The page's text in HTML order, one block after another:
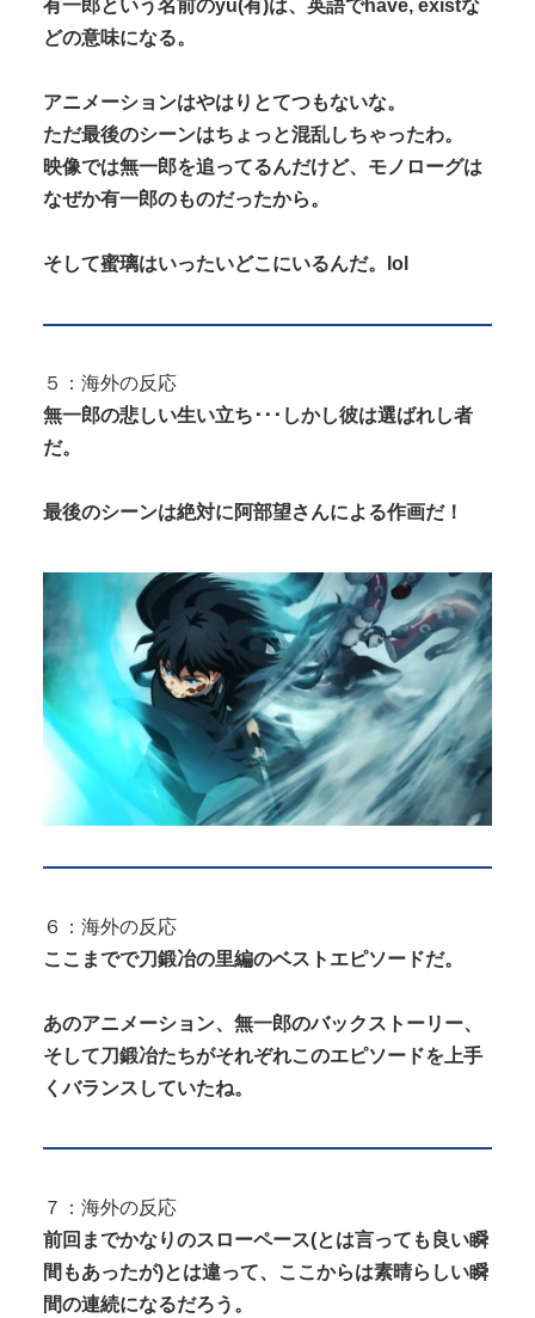
有一郎という名前のyu(有)は、英語でhave, existな
どの意味になる。
アニメーションはやはりとてつもないな。
ただ最後のシーンはちょっと混乱しちゃったわ。
映像では無一郎を追ってるんだけど、モノローグは
なぜか有一郎のものだったから。
そして蜜璃はいったいどこにいるんだ。lol
５：海外の反応
無一郎の悲しい生い立ち･･･しかし彼は選ばれし者
だ。
最後のシーンは絶対に阿部望さんによる作画だ！
６：海外の反応
ここまでで刀鍛冶の里編のベストエピソードだ。
あのアニメーション、無一郎のバックストーリー、
そして刀鍛冶たちがそれぞれこのエピソードを上手
くバランスしていたね。
７：海外の反応
前回までかなりのスローペース(とは言っても良い瞬
間もあったが)とは違って、ここからは素晴らしい瞬
間の連続になるだろう。